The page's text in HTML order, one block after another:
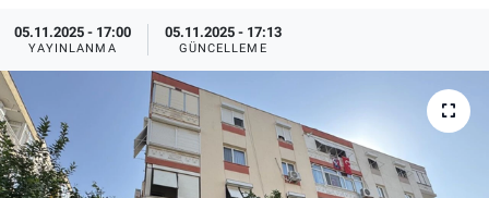
05.11.2025 - 17:00
YAYINLANMA
05.11.2025 - 17:13
GÜNCELLEME
Erişim Bilgileri
Sağlık